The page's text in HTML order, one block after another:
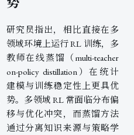
研究员指出，相比直接在多
领域环境上运行 RL 训练，多
教师在线蒸馏（multi-teacher
on-policy distillation）在统计
建模与训练稳定性上更具优
势。多领域 RL 常面临分布偏
移与优化冲突，而蒸馏方法
通过分离知识来源与策略学